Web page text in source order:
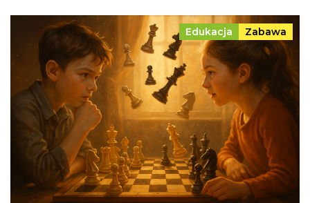
Edukacja Zabawa